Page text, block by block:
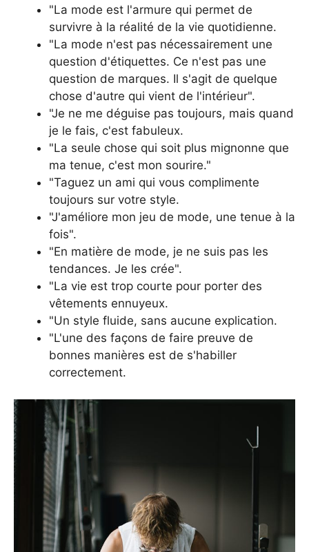
"La mode est l'armure qui permet de
survivre à la réalité de la vie quotidienne.
"La mode n'est pas nécessairement une
question d'étiquettes. Ce n'est pas une
question de marques. Il s'agit de quelque
chose d'autre qui vient de l'intérieur".
"Je ne me déguise pas toujours, mais quand
je le fais, c'est fabuleux.
"La seule chose qui soit plus mignonne que
ma tenue, c'est mon sourire."
"Taguez un ami qui vous complimente
toujours sur votre style.
"J'améliore mon jeu de mode, une tenue à la
fois".
"En matière de mode, je ne suis pas les
tendances. Je les crée".
"La vie est trop courte pour porter des
vêtements ennuyeux.
"Un style fluide, sans aucune explication.
"L'une des façons de faire preuve de
bonnes manières est de s'habiller
correctement.